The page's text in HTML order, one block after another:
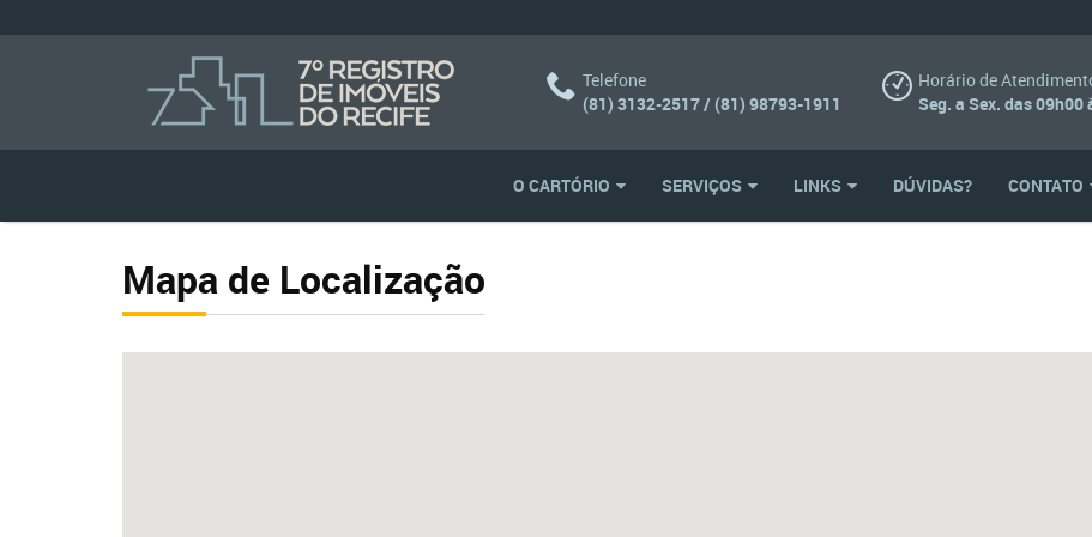
Telefone
(81) 3132-2517 / (81) 98793-1911
Horário de
Seg. a Sex. das 09h00
O CARTÓRIO SERVIÇOS LINKS DÚVIDAS? CONTATO
Mapa de Localização